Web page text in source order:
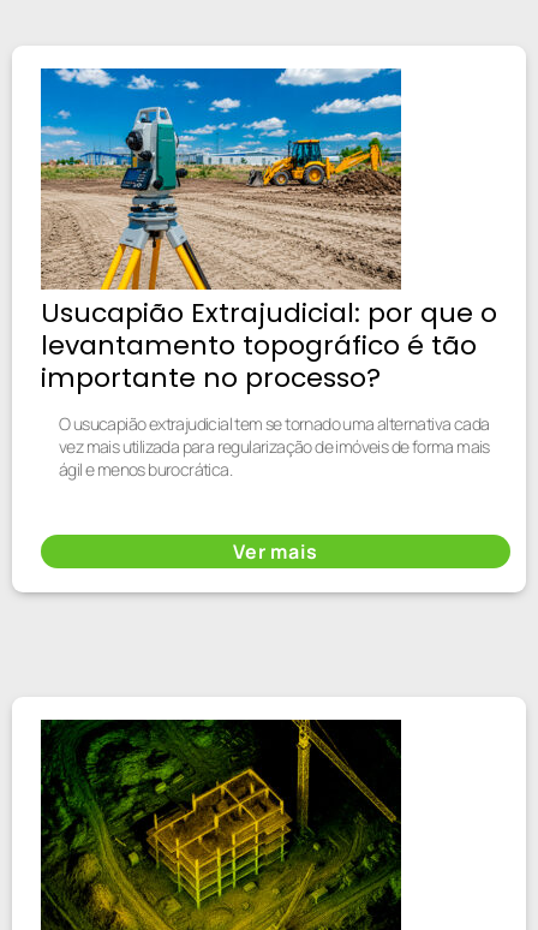
Usucapião Extrajudicial: por que o
levantamento topográfico é tão
importante no processo?
O usucapião extrajudicial tem se tornado uma alternativa cada
vez mais utilizada para regularização de imóveis de forma mais
ágil e menos burocrática.
Ver mais